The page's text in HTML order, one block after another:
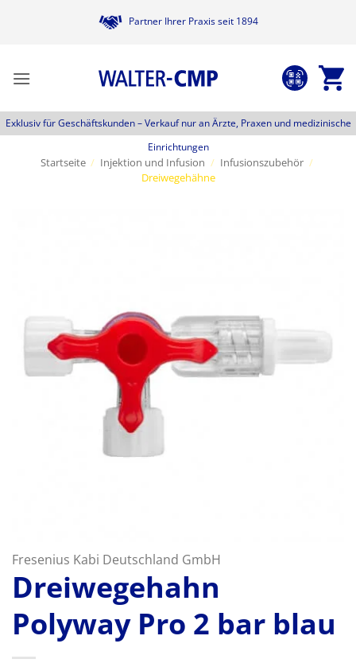
Partner Ihrer Praxis seit 1894
Exklusiv für Geschäftskunden –Verkauf nur an Ärzte, Praxen und medizinische
Einrichtungen
Startseite / Injektion und Infusion / Infusionszubehör /
Dreiwegehähne
Fresenius Kabi Deutschland GmbH
Dreiwegehahn
Polyway Pro 2 bar blau